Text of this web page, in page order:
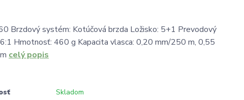
Brzdový systém: Kotúčová brzda Ložisko: 5+1 Prevodový
Hmotnosť: 460 g Kapacita vlasca: 0,20 mm/250 m, 0,55
celý popis
Skladom